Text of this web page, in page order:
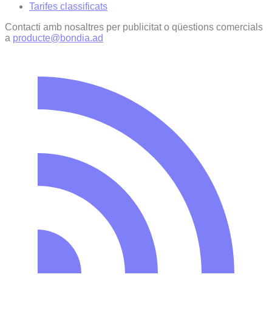
Tarifes classificats
Contacti amb nosaltres per publicitat o qüestions comercials
a producte@bondia.ad